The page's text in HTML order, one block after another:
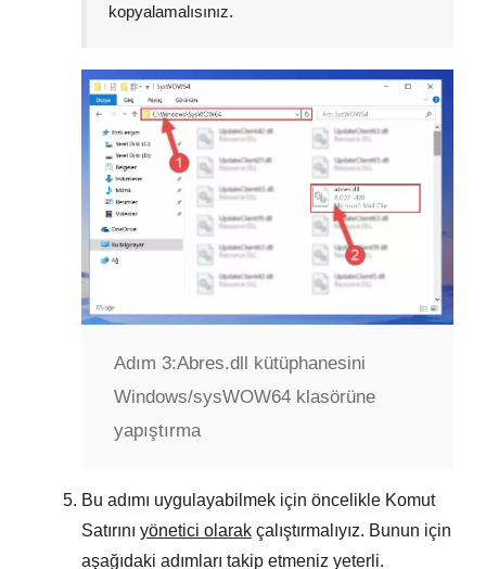
kopyalamalısınız.
Adım 3:Abres.dll kütüphanesini
Windows/sysWOW64 klasörüne
yapıştırma
Bu adımı uygulayabilmek için öncelikle Komut
Satırını yönetici olarak çalıştırmalıyız. Bunun için
aşağıdaki adımları takip etmeniz yeterli.